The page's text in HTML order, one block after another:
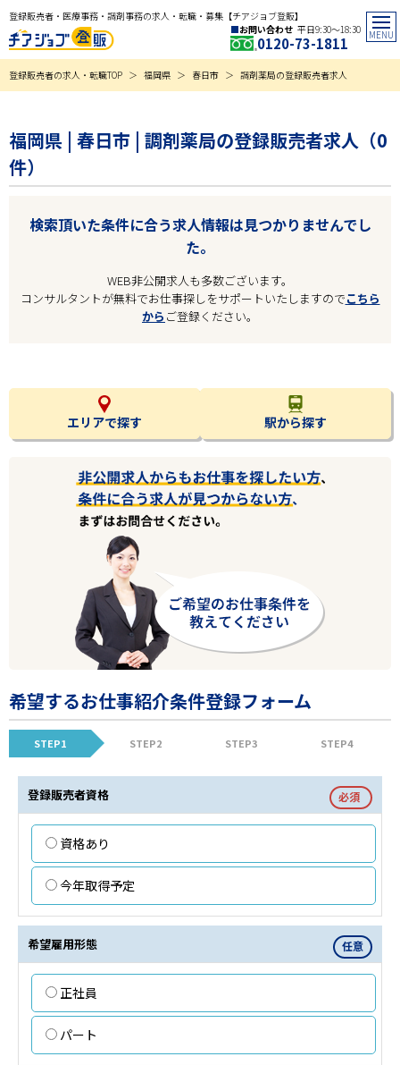
登録販売者・医療事務・調剤事務の求人・転職・募集【チアジョブ登販】
お問い合わせ 平日9:30〜18:30
0120-73-1811
登録販売者の求人・転職TOP 福岡県 春日市 調剤薬局の登録販売者求人
福岡県 | 春日市 | 調剤薬局の登録販売者求人（0
件）
検索頂いた条件に合う求人情報は見つかりませんでし
た。
WEB非公開求人も多数ございます。
コンサルタントが無料でお仕事探しをサポートいたしますのでこちら
から ご登録ください。
エリアで探す 駅から探す
希望するお仕事紹介条件登録フォーム
STEP1 STEP2 STEP3 STEP4
登録販売者資格 必須
資格あり
今年取得予定
希望雇用形態 任意
正社員
パート